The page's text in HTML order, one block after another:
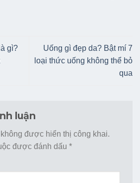
gì?
Uống gì đẹp da? Bật mí 7
loại thức uống không thể bỏ
qua
luận
được hiển thị công khai.
được đánh dấu *